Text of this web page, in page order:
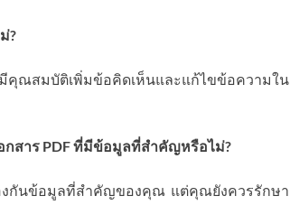
?
คุณสมบัติเพิ่มข้อคิดเห็นและแก้ไขข้อความใน
กสาร PDF ที่มีข้อมูลที่สำคัญหรือไม่?
งกันข้อมูลที่สำคัญของคุณ แต่คุณยังควรรักษา